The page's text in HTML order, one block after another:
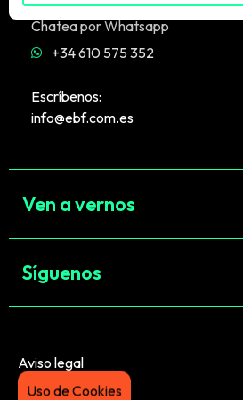
Chatea por Whatsapp
+34 610 575 352
Escríbenos:
info@ebf.com.es
Ven a vernos
Síguenos
Aviso legal
Uso de Cookies